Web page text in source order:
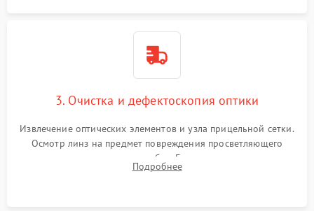
3. Очистка и дефектоскопия оптики
Извлечение оптических элементов и узла прицельной сетки.
Осмотр линз на предмет повреждения просветляющего
покрытия или появления грибка. Бережная очистка стекол
спецрастворами. Проверка целостности гравированной
Подробнее